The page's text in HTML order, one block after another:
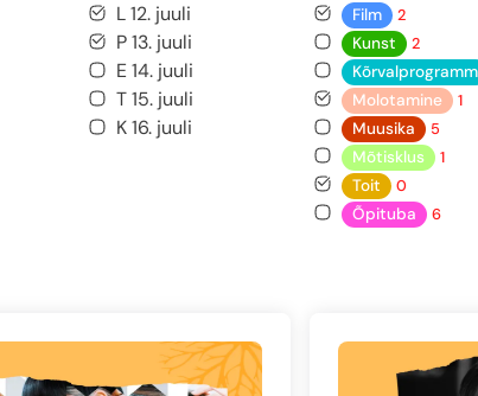
L 12. juuli
P 13. juuli
E 14. juuli
T 15. juuli
K 16. juuli
Film
2
Kunst
2
Kõrvalprogramm
Molotamine
1
Muusika
5
Mõtisklus
1
Toit
0
Õpituba
6